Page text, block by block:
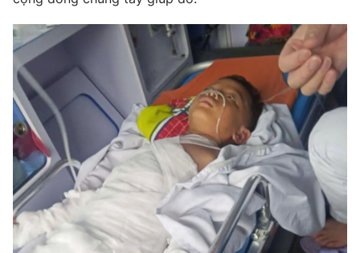
Thị trường 24h Tấm lòng Việt
VTV4 Vươn mình bằng AI
VTV9 VTV8
Liên hệ tòa soạn English
THỜI BÁO VTV